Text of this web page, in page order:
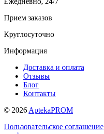
Прием заказов
Круглосуточно
Информация
Доставка и оплата
Отзывы
Блог
Контакты
© 2026 AptekaPROM
Пользовательское соглашение